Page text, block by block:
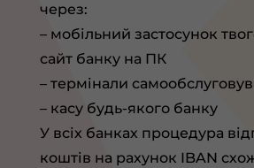
через:
– мобільний застосунок
сайт банку на ПК
– термінали
– касу будь-якого банку
У всіх банках процедура
коштів на рахунок IBAN